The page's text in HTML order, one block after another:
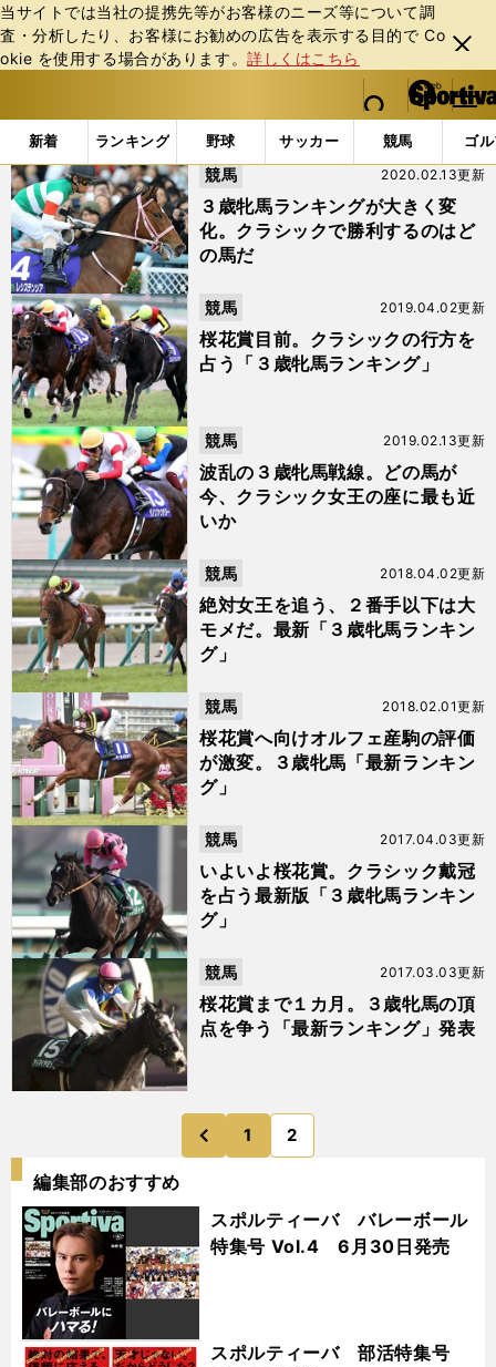
当サイトでは当社の提携先等がお客様のニーズ等について調
査・分析したり、お客様にお勧めの広告を表⽰する⽬的で Co
okie を使⽤する場合があります。詳しくはこちら
閉じ
る
web Sportiva (webスポルティーバ)
検索
マイペ
ー
ジ
メニュ
新着 ランキング 野球 サッカー 競馬 ゴ
b
ス
ポ
ル
テ
ィ
ー
バ
「#３歳牝馬ランキング」の最新ニュース・ 情報 (2ページ
３歳牝馬ランキングが大きく変
化。クラシックで勝利するのはど
の馬だ
2020.02.13更新
競馬
桜花賞目前。クラシックの行方を
占う「３歳牝馬ランキング」
2019.04.02更新
競馬
波乱の３歳牝馬戦線。どの馬が
今、クラシック女王の座に最も近
いか
2019.02.13更新
競馬
絶対女王を追う、２番手以下は大
モメだ。最新「３歳牝馬ランキン
グ」
2018.04.02更新
競馬
桜花賞へ向けオルフェ産駒の評価
が激変。３歳牝馬「最新ランキン
グ」
2018.02.01更新
競馬
いよいよ桜花賞。クラシック戴冠
を占う最新版「３歳牝馬ランキン
グ」
2017.04.03更新
競馬
桜花賞まで１カ月。３歳牝馬の頂
点を争う「最新ランキング」発表
2017.03.03更新
競馬
前
1 2
編集部のおすすめ
スポルティーバ バレーボール
特集号 Vol.4 6月30日発売
スポルティーバ 部活特集号